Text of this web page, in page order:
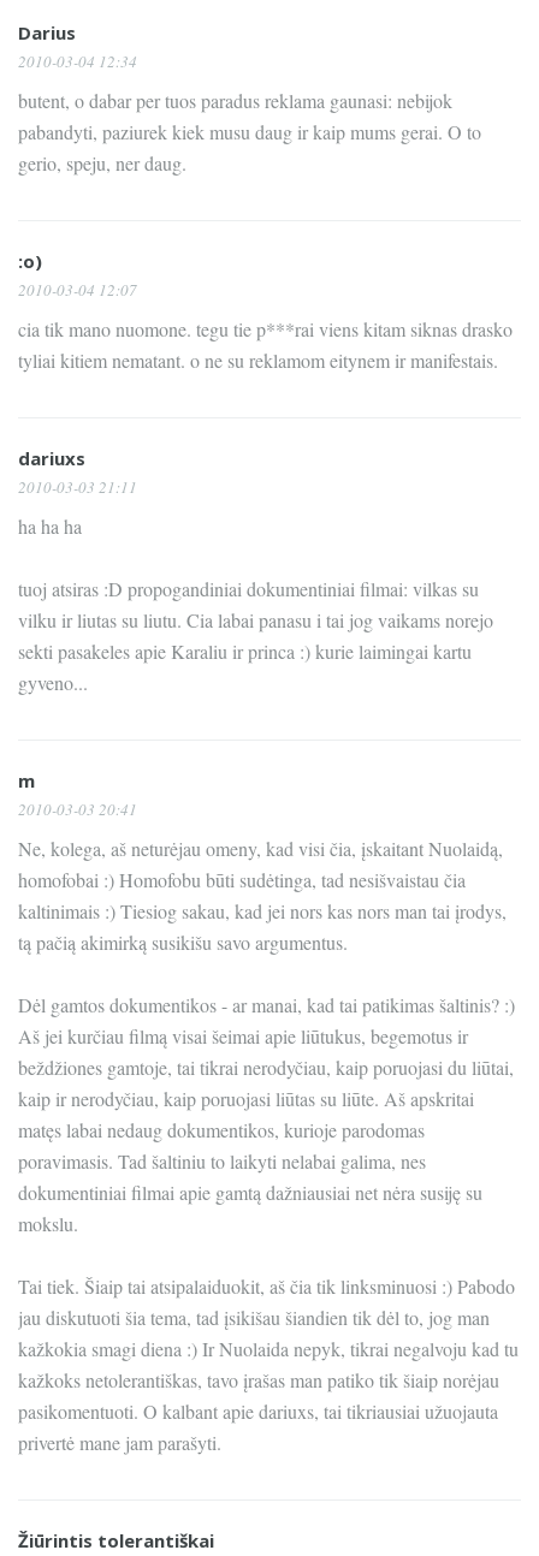
Darius
2010-03-04 12:34
butent, o dabar per tuos paradus reklama gaunasi: nebijok
pabandyti, paziurek kiek musu daug ir kaip mums gerai. O to
gerio, speju, ner daug.
:o)
2010-03-04 12:07
cia tik mano nuomone. tegu tie p***rai viens kitam siknas drasko
tyliai kitiem nematant. o ne su reklamom eitynem ir manifestais.
dariuxs
2010-03-03 21:11
ha ha ha
tuoj atsiras :D propogandiniai dokumentiniai filmai: vilkas su
vilku ir liutas su liutu. Cia labai panasu i tai jog vaikams norejo
sekti pasakeles apie Karaliu ir princa :) kurie laimingai kartu
gyveno...
m
2010-03-03 20:41
Ne, kolega, aš neturėjau omeny, kad visi čia, įskaitant Nuolaidą,
homofobai :) Homofobu būti sudėtinga, tad nesišvaistau čia
kaltinimais :) Tiesiog sakau, kad jei nors kas nors man tai įrodys,
tą pačią akimirką susikišu savo argumentus.
Dėl gamtos dokumentikos - ar manai, kad tai patikimas šaltinis? :)
Aš jei kurčiau filmą visai šeimai apie liūtukus, begemotus ir
beždžiones gamtoje, tai tikrai nerodyčiau, kaip poruojasi du liūtai,
kaip ir nerodyčiau, kaip poruojasi liūtas su liūte. Aš apskritai
matęs labai nedaug dokumentikos, kurioje parodomas
poravimasis. Tad šaltiniu to laikyti nelabai galima, nes
dokumentiniai filmai apie gamtą dažniausiai net nėra susiję su
mokslu.
Tai tiek. Šiaip tai atsipalaiduokit, aš čia tik linksminuosi :) Pabodo
jau diskutuoti šia tema, tad įsikišau šiandien tik dėl to, jog man
kažkokia smagi diena :) Ir Nuolaida nepyk, tikrai negalvoju kad tu
kažkoks netolerantiškas, tavo įrašas man patiko tik šiaip norėjau
pasikomentuoti. O kalbant apie dariuxs, tai tikriausiai užuojauta
privertė mane jam parašyti.
Žiūrintis tolerantiškai